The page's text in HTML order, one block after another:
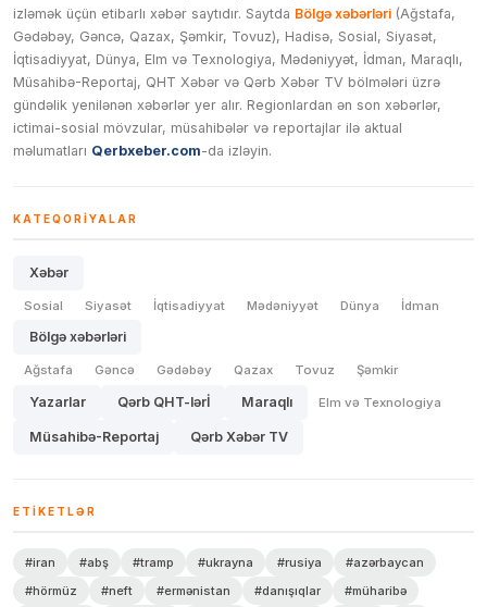
izləmək üçün etibarlı xəbər saytıdır. Saytda Bölgə xəbərləri (Ağstafa,
Gədəbəy, Gəncə, Qazax, Şəmkir, Tovuz), Hadisə, Sosial, Siyasət,
İqtisadiyyat, Dünya, Elm və Texnologiya, Mədəniyyət, İdman, Maraqlı,
Müsahibə-Reportaj, QHT Xəbər və Qərb Xəbər TV bölmələri üzrə
gündəlik yenilənən xəbərlər yer alır. Regionlardan ən son xəbərlər,
ictimai-sosial mövzular, müsahibələr və reportajlar ilə aktual
məlumatları Qerbxeber.com-da izləyin.
KATEQORIYALAR
Xəbər
Sosial Siyasət İqtisadiyyat Mədəniyyət Dünya İdman
Bölgə xəbərləri
Ağstafa Gəncə Gədəbəy Qazax Tovuz Şəmkir
Yazarlar Qərb QHT-lərİ Maraqlı Elm və Texnologiya
Müsahibə-Reportaj Qərb Xəbər TV
ETIKETLƏR
#iran #abş #tramp #ukrayna #rusiya
#azərbaycan
#hörmüz
#neft #ermənistan #danışıqlar #müharibə